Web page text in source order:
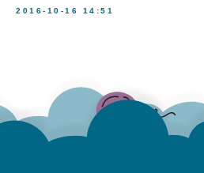
2016-10-16 14:51